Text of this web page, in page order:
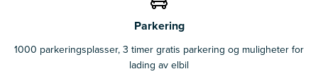
Parkering
1000 parkeringsplasser, 3 timer gratis parkering og muligheter for
lading av elbil